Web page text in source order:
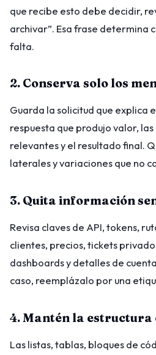
que recibe esto debe decidir,
archivar”. Esa frase determina
falta.
2. Conserva solo los
Guarda la solicitud que explica
respuesta que produjo valor,
relevantes y el resultado final.
laterales y variaciones que no
3. Quita información
Revisa claves de API, tokens,
clientes, precios, tickets
dashboards y detalles de
caso, reemplázalo por una
4. Mantén la estructura
Las listas, tablas, bloques de